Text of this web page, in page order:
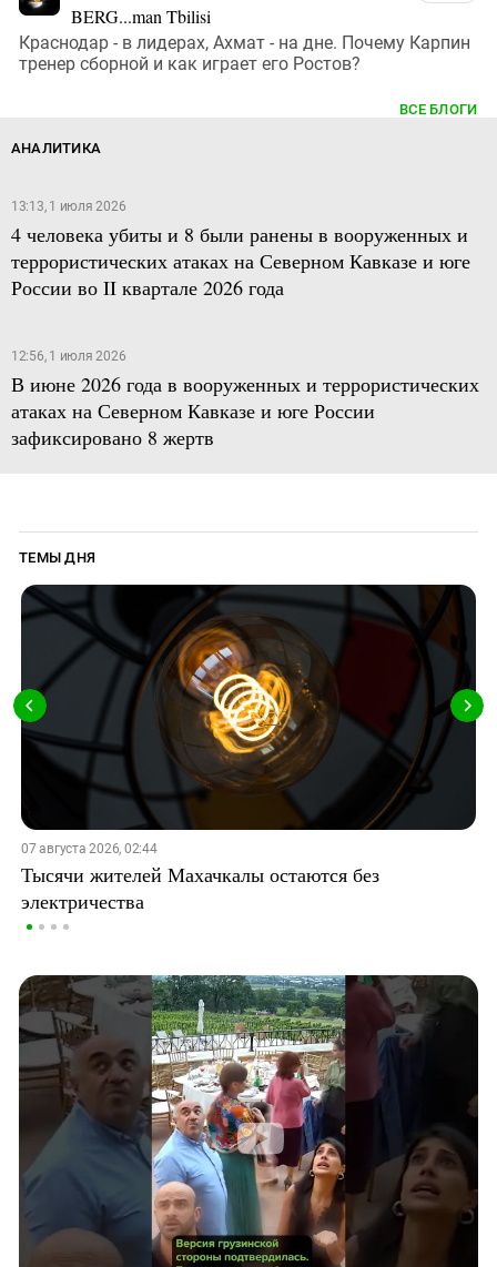
BERG...man Tbilisi
Краснодар - в лидерах, Ахмат - на дне. Почему Карпин
тренер сборной и как играет его Ростов?
ВСЕ БЛОГИ
АНАЛИТИКА
13:13, 1 июля 2026
4 человека убиты и 8 были ранены в вооруженных и
террористических атаках на Северном Кавказе и юге
России во II квартале 2026 года
12:56, 1 июля 2026
В июне 2026 года в вооруженных и террористических
атаках на Северном Кавказе и юге России
зафиксировано 8 жертв
ТЕМЫ ДНЯ
07 августа 2026, 02:44
Тысячи жителей Махачкалы остаются без
электричества